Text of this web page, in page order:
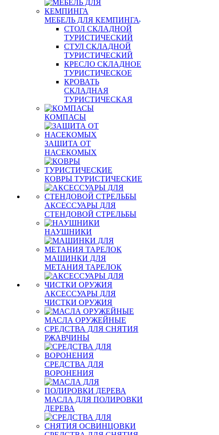
МЕБЕЛЬ ДЛЯ КЕМПИНГА
СТОЛ СКЛАДНОЙ
ТУРИСТИЧЕСКИЙ
СТУЛ СКЛАДНОЙ
ТУРИСТИЧЕСКИЙ
КРЕСЛО СКЛАДНОЕ
ТУРИСТИЧЕСКОЕ
КРОВАТЬ
СКЛАДНАЯ
ТУРИСТИЧЕСКАЯ
КОМПАСЫ
ЗАЩИТА ОТ
НАСЕКОМЫХ
КОВРЫ ТУРИСТИЧЕСКИЕ
АКСЕССУАРЫ ДЛЯ
СТЕНДОВОЙ СТРЕЛЬБЫ
НАУШНИКИ
МАШИНКИ ДЛЯ
МЕТАНИЯ ТАРЕЛОК
АКСЕССУАРЫ ДЛЯ
ЧИСТКИ ОРУЖИЯ
МАСЛА ОРУЖЕЙНЫЕ
СРЕДСТВА ДЛЯ СНЯТИЯ
РЖАВЧИНЫ
СРЕДСТВА ДЛЯ
ВОРОНЕНИЯ
МАСЛА ДЛЯ ПОЛИРОВКИ
ДЕРЕВА